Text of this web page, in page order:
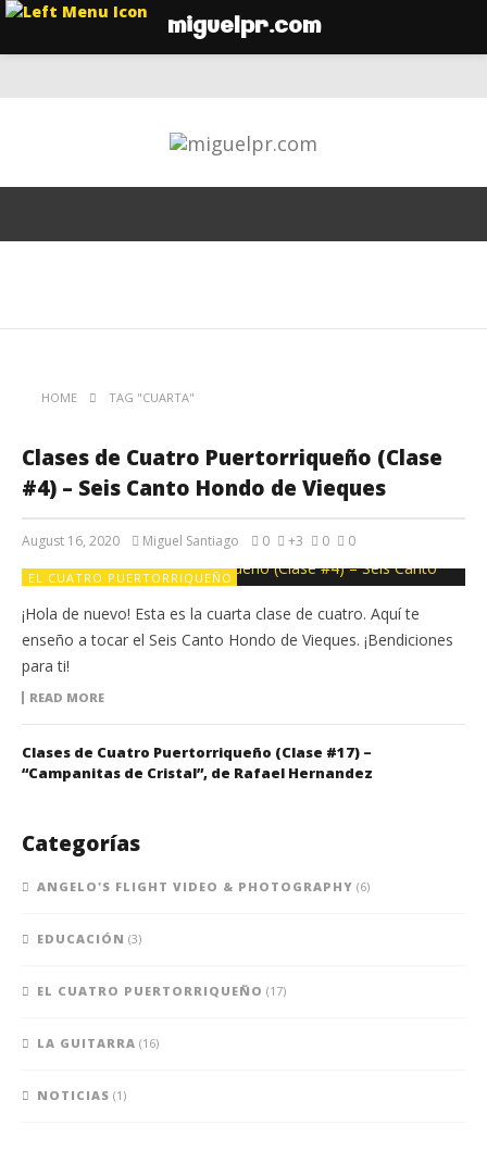
HOME TAG "CUARTA"
Clases de Cuatro Puertorriqueño (Clase
#4) – Seis Canto Hondo de Vieques
August 16, 2020 Miguel Santiago 0 +3 0 0
EL CUATRO PUERTORRIQUEÑO
¡Hola de nuevo! Esta es la cuarta clase de cuatro. Aquí te
enseño a tocar el Seis Canto Hondo de Vieques. ¡Bendiciones
para ti!
READ MORE
Clases de Cuatro Puertorriqueño (Clase #17) –
“Campanitas de Cristal”, de Rafael Hernandez
Categorías
ANGELO'S FLIGHT VIDEO & PHOTOGRAPHY (6)
EDUCACIÓN (3)
EL CUATRO PUERTORRIQUEÑO (17)
LA GUITARRA (16)
NOTICIAS (1)
miguelpr.com